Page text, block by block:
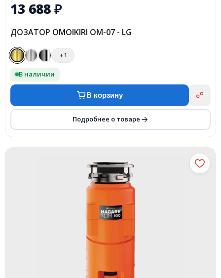
13 688₽
ДОЗАТОР OMOIKIRI OM-07 - LG
+1
В наличии
В корзину
Подробнее о товаре